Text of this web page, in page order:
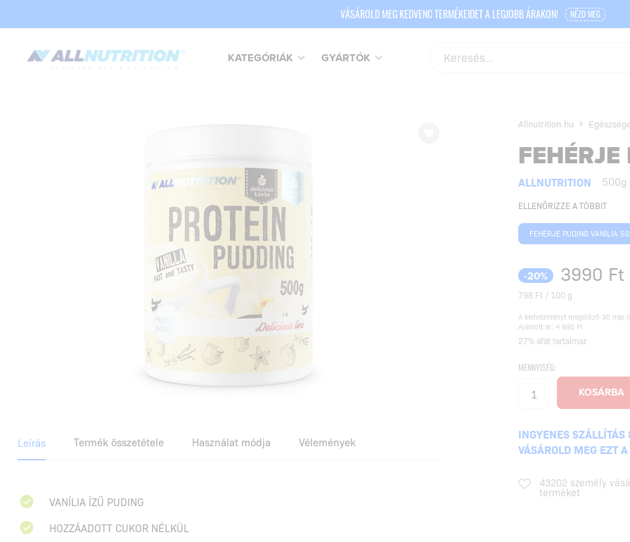
VÁSÁROLD MEG KEDVENC TERMÉKEIDET A LEGJOBB ÁRAKON! NÉZD MEG
KATEGÓRIÁK GYÁRTÓK
Allnutrition.hu
ALLNUTRITION 500g
ELLENŐRIZZE A TÖBBIT
FEHÉRJE PUDING VANÍLIA
-20% 3990 Ft
798 Ft / 100 g
A kedvezményt megelőző 30 nap
Ajánlott ár: 4 990 Ft
27% áfát tartalmaz
MENNYISÉG:
INGYENES
VÁSÁROLD MEG EZT
43202 személy
terméket
Leírás Termék összetétele Használat módja Vélemények
VANÍLIA ÍZŰ PUDING
HOZZÁADOTT CUKOR NÉLKÜL